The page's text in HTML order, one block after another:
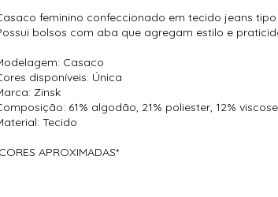
feminino confeccionado em tecido jeans
bolsos com aba que agregam estilo e
Casaco
disponíveis: Única
Zinsk
61% algodão, 21% poliester, 12%
Tecido
APROXIMADAS*